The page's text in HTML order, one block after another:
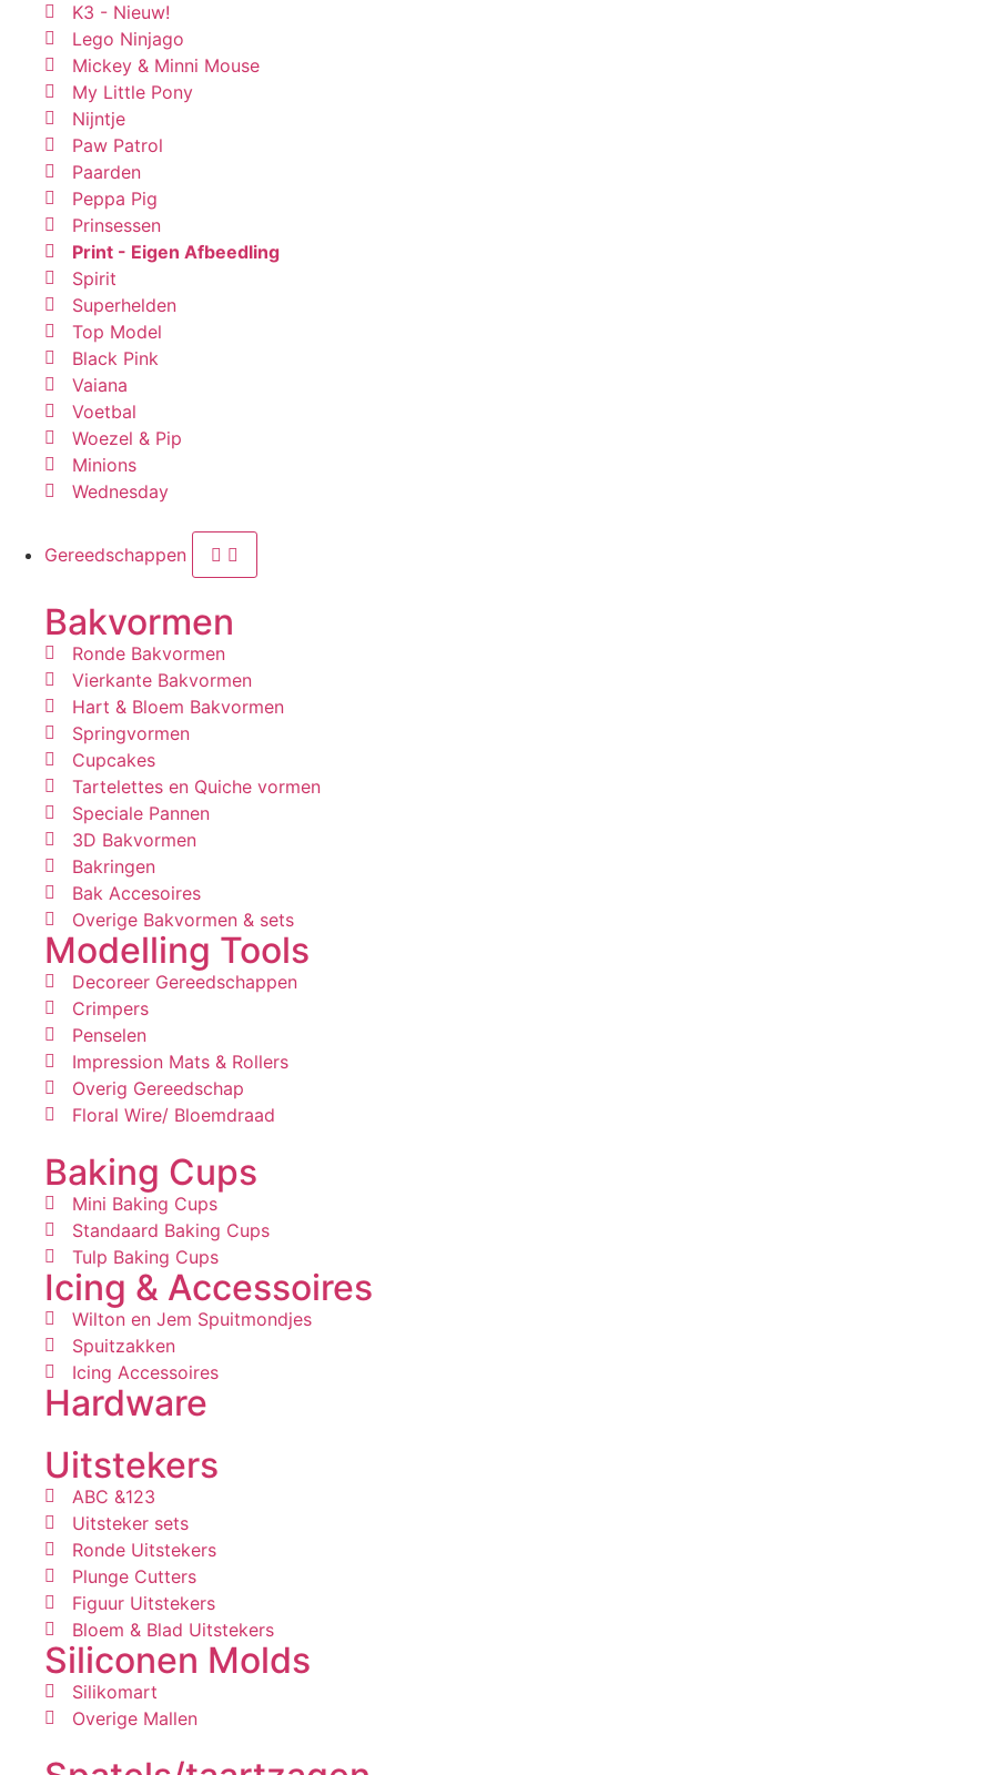
K3 - Nieuw!
Lego Ninjago
Mickey & Minni Mouse
My Little Pony
Nijntje
Paw Patrol
Paarden
Peppa Pig
Prinsessen
Print - Eigen Afbeedling
Spirit
Superhelden
Top Model
Black Pink
Vaiana
Voetbal
Woezel & Pip
Minions
Wednesday
Gereedschappen
Bakvormen
Ronde Bakvormen
Vierkante Bakvormen
Hart & Bloem Bakvormen
Springvormen
Cupcakes
Tartelettes en Quiche vormen
Speciale Pannen
3D Bakvormen
Bakringen
Bak Accesoires
Overige Bakvormen & sets
Modelling Tools
Decoreer Gereedschappen
Crimpers
Penselen
Impression Mats & Rollers
Overig Gereedschap
Floral Wire/ Bloemdraad
Baking Cups
Mini Baking Cups
Standaard Baking Cups
Tulp Baking Cups
Icing & Accessoires
Wilton en Jem Spuitmondjes
Spuitzakken
Icing Accessoires
Hardware
Uitstekers
ABC &123
Uitsteker sets
Ronde Uitstekers
Plunge Cutters
Figuur Uitstekers
Bloem & Blad Uitstekers
Siliconen Molds
Silikomart
Overige Mallen